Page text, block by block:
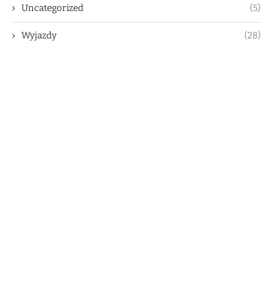
Uncategorized (5)
Wyjazdy (28)